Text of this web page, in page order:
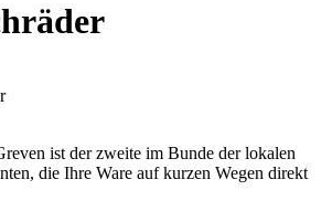
ist der zweite im Bunde der lokalen
die Ihre Ware auf kurzen Wegen direkt